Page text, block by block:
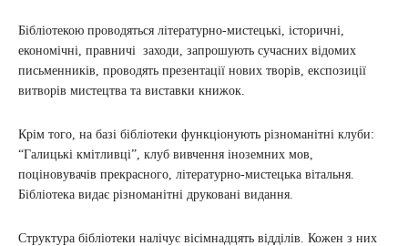
Бібліотекою проводяться літературно-мистецькі, історичні,
економічні, правничі заходи, запрошують сучасних відомих
письменників, проводять презентації нових творів, експозиції
витворів мистецтва та виставки книжок.
Крім того, на базі бібліотеки функціонують різноманітні клуби:
“Галицькі кмітливці”, клуб вивчення іноземних мов,
поціновувачів прекрасного, літературно-мистецька вітальня.
Бібліотека видає різноманітні друковані видання.
Структура бібліотеки налічує вісімнадцять відділів. Кожен з них